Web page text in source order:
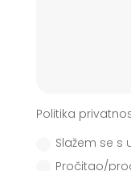
Politika
Slažem se s
Pročitao/